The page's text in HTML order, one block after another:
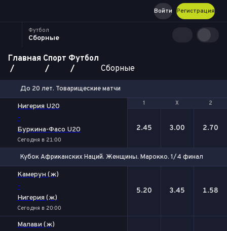
Регистрация
Войти
Футбол
Сборные
Главная Спорт Футбол
Сборные
До 20 лет. Товарищеские матчи
1 Х 2
Нигерия U20
-
Буркина-Фасо U20
Сегодня в 21:00
1 Х 2
2.45 3.00 2.70
Кубок Африканских Наций. Женщины. Марокко. 1/4 финала
Камерун (ж)
-
Нигерия (ж)
Сегодня в 20:00
5.20 3.45 1.58
Малави (ж)